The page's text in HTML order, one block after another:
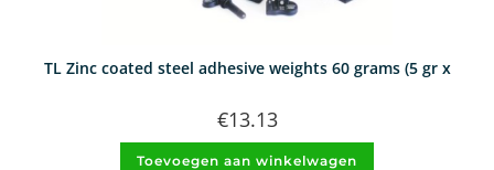
TL Zinc coated steel adhesive weights 60 grams (5 gr x
€13.13
Toevoegen aan winkelwagen